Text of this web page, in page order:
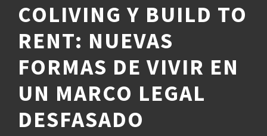
COLIVING Y BUILD TO
RENT: NUEVAS
FORMAS DE VIVIR EN
UN MARCO LEGAL
DESFASADO